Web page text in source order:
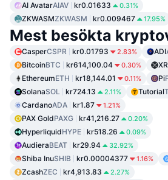
AI AvatarAIAV kr0.01633 0.31%
ZKWASMZKWASM kr0.009467 17.95%
Mest besökta
CasperCSPR kr0.01793 2.83% ADI
BitcoinBTC kr614,100.04 0.30%
EthereumETH kr18,144.01 0.11% Pi
SolanaSOL kr724.13 2.11% Tutorial
CardanoADA kr1.87 1.21%
PAX GoldPAXG kr41,216.27 0.20%
HyperliquidHYPE kr518.26 0.09%
AudieraBEAT kr29.94 32.92%
Shiba InuSHIB kr0.00004377 1.16%
ZcashZEC kr4,913.83 2.27%